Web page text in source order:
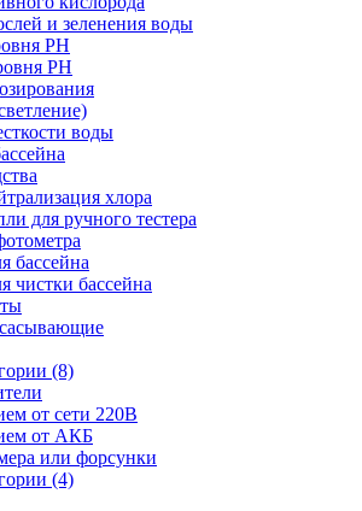
и зеленения воды
РН
РН
воды
хлора
для ручного тестера
бассейна
чистки бассейна
(8)
от сети 220В
от АКБ
или форсунки
(4)